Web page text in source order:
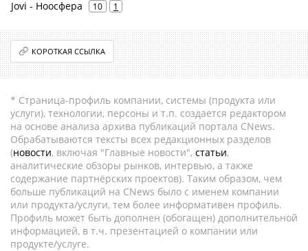
Jovi - Ноосфера 10 1
КОРОТКАЯ ССЫЛКА
* Страница-профиль компании, системы (продукта или
услуги), технологии, персоны и т.п. создается редактором
на основе анализа архива публикаций портала CNews.
Обрабатываются тексты всех редакционных разделов
(новости, включая "Главные новости", статьи,
аналитические обзоры рынков, интервью, а также
содержание партнёрских проектов). Таким образом, чем
больше публикаций на CNews было с именем компании
или продукта/услуги, тем более информативен профиль.
Профиль может быть дополнен (обогащен) дополнительной
информацией, в т.ч. презентацией о компании или
продукте/услуге.